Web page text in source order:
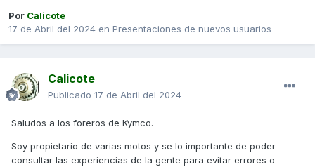
Por Calicote
17 de Abril del 2024 en Presentaciones de nuevos usuarios
Calicote
Publicado 17 de Abril del 2024
Saludos a los foreros de Kymco.
Soy propietario de varias motos y se lo importante de poder
consultar las experiencias de la gente para evitar errores o